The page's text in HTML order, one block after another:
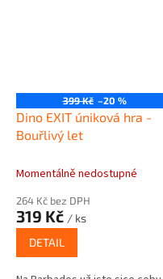
399 Kč –20 %
Dino EXIT úniková hra -
Bouřlivý let
Momentálně nedostupné
264 Kč bez DPH
319 Kč / ks
DETAIL